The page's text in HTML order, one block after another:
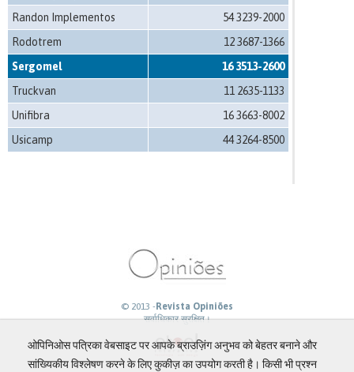
Randon Implementos
54 3239-2000
Rodotrem
12 3687-1366
Sergomel
16 3513-2600
Truckvan
11 2635-1133
Unifibra
16 3663-8002
Usicamp
44 3264-8500
© 2013 -Revista Opiniões
सर्वाधिकार सुरक्षित।
ओपिनिओस पत्रिका वेबसाइट पर आपके ब्राउज़िंग अनुभव को बेहतर बनाने और
सांख्यिकीय विश्लेषण करने के लिए कुकीज़ का उपयोग करती है। किसी भी प्रश्न